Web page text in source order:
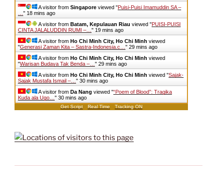
A visitor from Singapore viewed "Puisi-Puisi Imamuddin SA –
" 18 mins ago
A visitor from Batam, Kepulauan Riau viewed "PUISI-PUISI
CINTA JALALUDDIN RUMI –… " 19 mins ago
A visitor from Ho Chi Minh City, Ho Chi Minh viewed
"Generasi Zaman Kita – Sastra-Indonesia.c… " 29 mins ago
A visitor from Ho Chi Minh City, Ho Chi Minh viewed
"Warisan Budaya Tak Benda –… " 29 mins ago
A visitor from Ho Chi Minh City, Ho Chi Minh viewed "Sajak-
Sajak Mustafa Ismail –… " 30 mins ago
A visitor from Da Nang viewed "“Poem of Blood”: Tragika
Kuda ala Ugo… " 30 mins ago
Get Script Real Time Tracking ON